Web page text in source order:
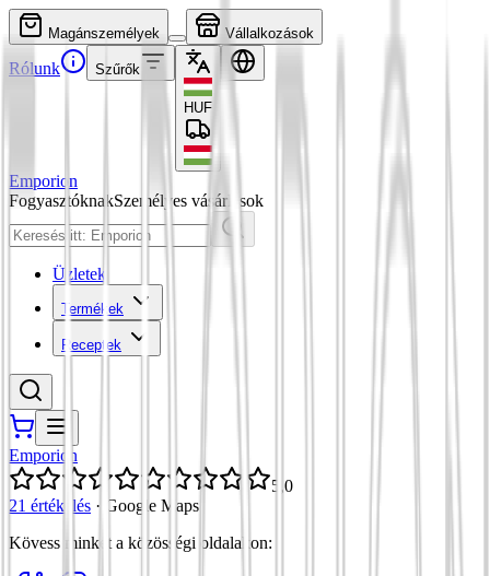
Magánszemélyek Vállalkozások
Rólunk Szűrők
HUF
Emporion
FogyasztóknakSzemélyes vásárlások
Üzletek
Termékek
Receptek
Emporion
5,0
21 értékelés · Google Maps
Kövess minket a közösségi oldalakon: